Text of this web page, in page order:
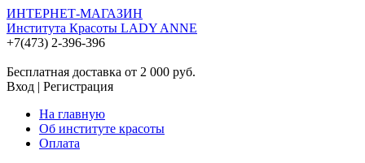
ИНТЕРНЕТ-МАГАЗИН
Института Красоты LADY ANNE
+7(473) 2-396-396
Бесплатная доставка от 2 000 руб.
Вход | Регистрация
На главную
Об институте красоты
Оплата